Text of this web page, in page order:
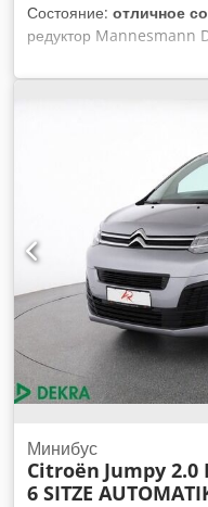
Состояние: отличное
редуктор Mannesmann
трехфазным
Устройство полностью
работе. Внешнее
незначительные следы
монтажное ухо было
правильную установку
кожухе двигателя
влияет на работу
Dsdpszpbufefx Anlewa
Demag AG Модель
двигателя: Demag
Питание: 3×400 В
тормоза: 180 В
Скорость вращения
скорость: ок. 23 об/мин
Момент тормоза: 20 Нм
Минибус
Citroën Jumpy 2.0
6 SITZE